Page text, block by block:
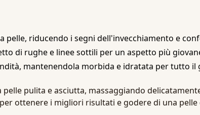
pelle, riducendo i segni dell'invecchiamento e
di rughe e linee sottili per un aspetto più
mantenendola morbida e idratata per tutto il
pelle pulita e asciutta, massaggiando
ottenere i migliori risultati e godere di una